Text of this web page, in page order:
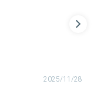
2025/11/28